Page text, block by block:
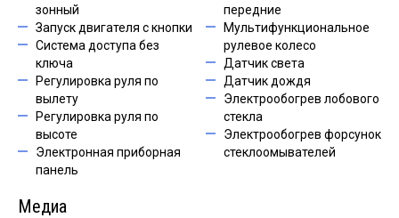
зонный
Запуск двигателя с кнопки
Система доступа без
ключа
Регулировка руля по
вылету
Регулировка руля по
высоте
Электронная приборная
панель
передние
Мультифункциональное
рулевое колесо
Датчик света
Датчик дождя
Электрообогрев лобового
стекла
Электрообогрев форсунок
стеклоомывателей
Медиа